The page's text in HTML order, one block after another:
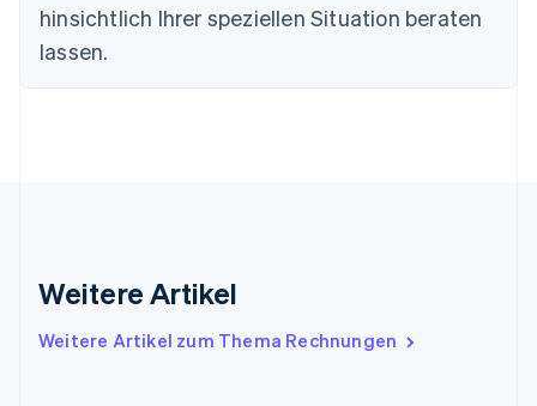
hinsichtlich Ihrer speziellen Situation beraten
lassen.
Weitere Artikel
Weitere Artikel zum Thema Rechnungen
Finnland
Frankreich
FrançaisEnglish
English
Italien
Italiano English